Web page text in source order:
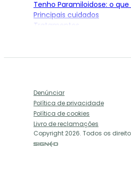
Tenho Paramiloidose: o
Principais cuidados
Tratamentos
Quem somos
Missão e objetivos
História da APP
Órgãos diretivos
Dia Nacional de Luta contra
Denúnciar
Política de privacidade
Política de cookies
Livro de reclamações
Copyright 2026. Todos os